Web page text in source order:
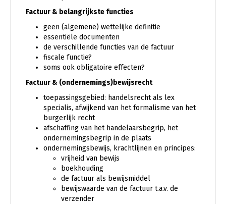
Factuur & belangrijkste functies
geen (algemene) wettelijke definitie
essentiële documenten
de verschillende functies van de factuur
fiscale functie?
soms ook obligatoire effecten?
Factuur & (ondernemings)bewijsrecht
toepassingsgebied: handelsrecht als lex
specialis, afwijkend van het formalisme van het
burgerlijk recht
afschaffing van het handelaarsbegrip, het
ondernemingsbegrip in de plaats
ondernemingsbewijs, krachtlijnen en principes:
vrijheid van bewijs
boekhouding
de factuur als bewijsmiddel
bewijswaarde van de factuur t.a.v. de
verzender